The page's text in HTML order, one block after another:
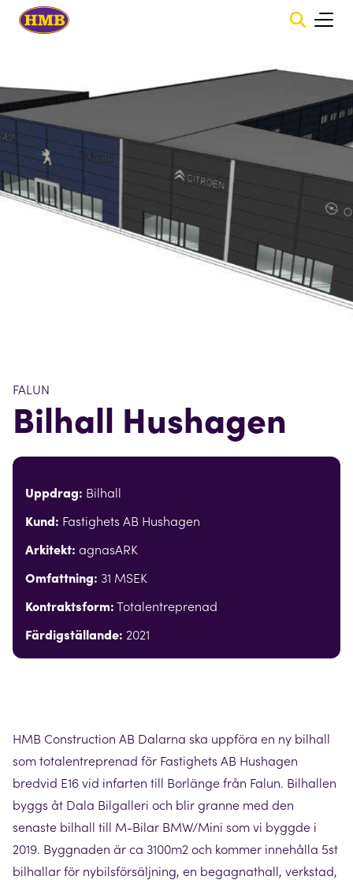
FALUN
Bilhall Hushagen
Uppdrag: Bilhall
Kund: Fastighets AB Hushagen
Arkitekt: agnasARK
Omfattning: 31 MSEK
Kontraktsform: Totalentreprenad
Färdigställande: 2021
HMB Construction AB Dalarna ska uppföra en ny bilhall
som totalentreprenad för Fastighets AB Hushagen
bredvid E16 vid infarten till Borlänge från Falun. Bilhallen
byggs åt Dala Bilgalleri och blir granne med den
senaste bilhall till M-Bilar BMW/Mini som vi byggde i
2019. Byggnaden är ca 3100m2 och kommer innehålla 5st
bilhallar för nybilsförsäljning, en begagnathall, verkstad,